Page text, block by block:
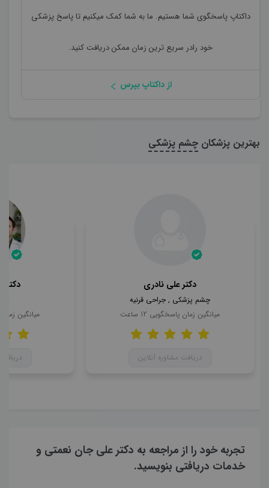
داکتاپ پاسخگوی شما هستیم. ما به شما کمک میکنیم تا پاسخ پزشکی
خود رادر سریع ترین زمان ممکن دریافت کنید.
از داکتاپ بپرس
بهترین پزشکان چشم پزشکی
دکتر علی نادری
چشم پزشکی , جراحی قرنیه
میانگین زمان پاسخگویی 12 ساعت
دریافت مشاوره آنلاین
دکتر
میانگین
تجربه خود را از مراجعه به دکتر علی جان نعمتی و
خدمات دریافتی بنویسید.